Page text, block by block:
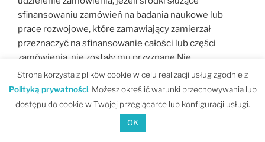
sfinansowaniu zamówień na badania naukowe lub
prace rozwojowe, które zamawiający zamierzał
przeznaczyć na sfinansowanie całości lub części
zamówienia, nie zostały mu przyznane Nie
IV.6.6) Informacje dodatkowe:
Strona korzysta z plików cookie w celu realizacji usług zgodnie z
Polityką prywatności. Możesz określić warunki przechowywania lub
dostępu do cookie w Twojej przeglądarce lub konfiguracji usługi.
OK